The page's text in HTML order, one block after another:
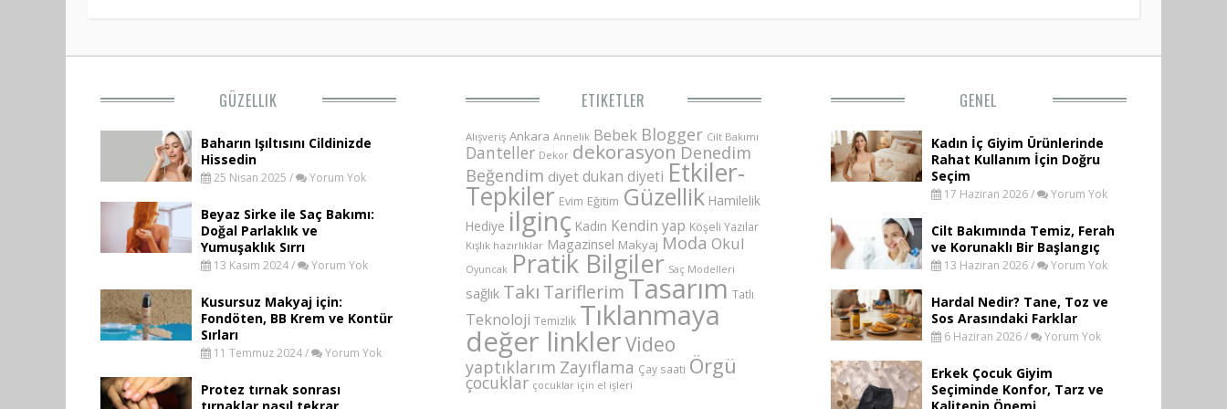
GÜZELLIK
Baharın Işıltısını Cildinizde
Hissedin
25 Nisan 2025 / Yorum Yok
Beyaz Sirke ile Saç Bakımı:
Doğal Parlaklık ve
Yumuşaklık Sırrı
13 Kasım 2024 / Yorum Yok
Kusursuz Makyaj için:
Fondöten, BB Krem ve Kontür
Sırları
11 Temmuz 2024 / Yorum Yok
Protez tırnak sonrası
ETIKETLER
Alışveriş Ankara Annelik Bebek Blogger Cilt Bakımı
Danteller Dekor dekorasyon Denedim
Beğendim diyet dukan diyeti Etkiler-
Tepkiler Evim Eğitim Güzellik Hamilelik
Hediye ilginç Kadın Kendin yap Köşeli Yazılar
Kışlık hazırlıklar Magazinsel Makyaj Moda Okul
Oyuncak Pratik Bilgiler Saç Modelleri
sağlık Takı Tariflerim Tasarım Tatlı
Teknoloji Temizlik Tıklanmaya
değer linklerVideo
yaptıklarım Zayıflama Çay saati Örgü
çocuklar çocuklar için el işleri
GENEL
Kadın İç Giyim Ürünlerinde
Rahat Kullanım İçin Doğru
Seçim
17 Haziran 2026 / Yorum Yok
Cilt Bakımında Temiz, Ferah
ve Korunaklı Bir Başlangıç
13 Haziran 2026 / Yorum Yok
Hardal Nedir? Tane, Toz ve
Sos Arasındaki Farklar
6 Haziran 2026 / Yorum Yok
Erkek Çocuk Giyim
Seçiminde Konfor, Tarz ve